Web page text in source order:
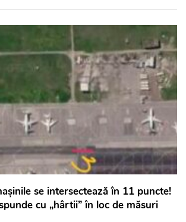
se intersectează în 11 puncte!
cu „hârtii” în loc de măsuri